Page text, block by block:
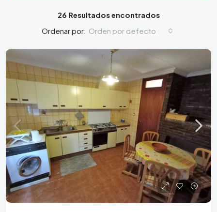
26 Resultados encontrados
Ordenar por: Orden por defecto